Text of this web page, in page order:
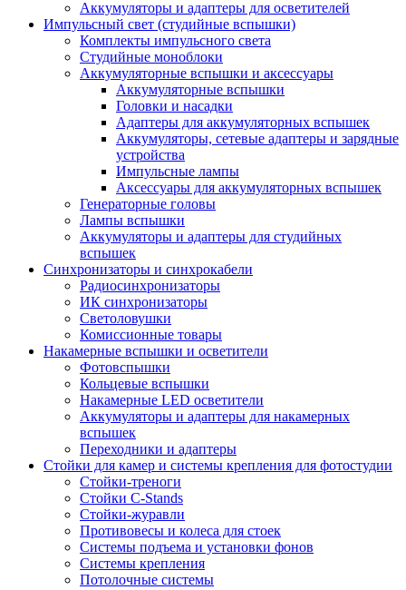
Аккумуляторы и адаптеры для осветителей
Импульсный свет (студийные вспышки)
Комплекты импульсного света
Студийные моноблоки
Аккумуляторные вспышки и аксессуары
Аккумуляторные вспышки
Головки и насадки
Адаптеры для аккумуляторных вспышек
Аккумуляторы, сетевые адаптеры и зарядные
устройства
Импульсные лампы
Аксессуары для аккумуляторных вспышек
Генераторные головы
Лампы вспышки
Аккумуляторы и адаптеры для студийных
вспышек
Синхронизаторы и синхрокабели
Радиосинхронизаторы
ИК синхронизаторы
Светоловушки
Комиссионные товары
Накамерные вспышки и осветители
Фотовспышки
Кольцевые вспышки
Накамерные LED осветители
Аккумуляторы и адаптеры для накамерных
вспышек
Переходники и адаптеры
Стойки для камер и системы крепления для фотостудии
Стойки-треноги
Стойки C-Stands
Стойки-журавли
Противовесы и колеса для стоек
Системы подъема и установки фонов
Системы крепления
Потолочные системы